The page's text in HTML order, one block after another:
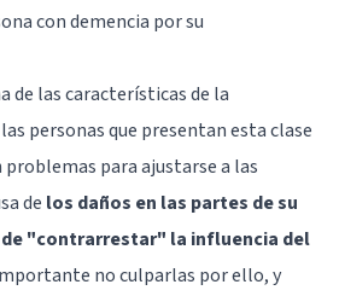
con demencia por su
de las características de la
personas que presentan esta clase
para ajustarse a las
de los daños en las partes de su
de "contrarrestar" la influencia del
no culparlas por ello, y